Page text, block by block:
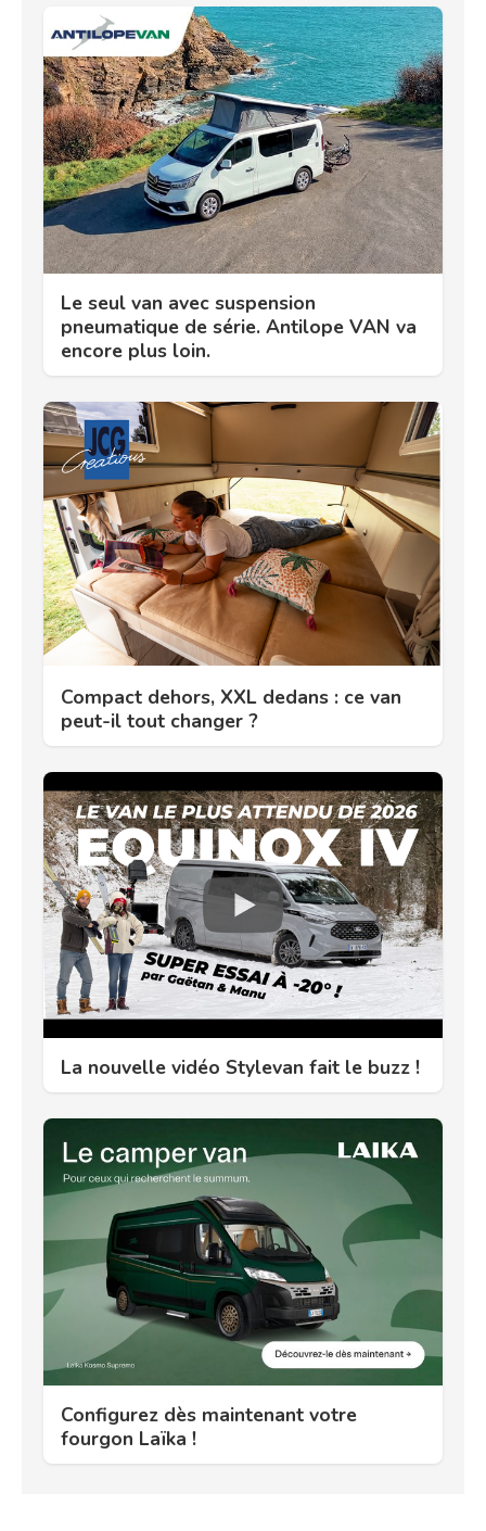
Le seul van avec suspension
pneumatique de série. Antilope VAN va
encore plus loin.
Compact dehors, XXL dedans : ce van
peut-il tout changer ?
La nouvelle vidéo Stylevan fait le buzz !
Configurez dès maintenant votre
fourgon Laïka !